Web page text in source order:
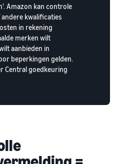
Amazon kan controle
kwalificaties
in rekening
merken wilt
aanbieden in
beperkingen gelden.
Central goedkeuring